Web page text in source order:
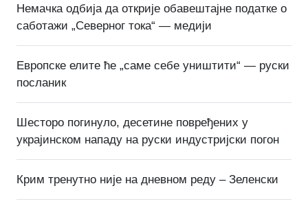
Немачка одбија да открије обавештајне податке о
саботажи „Северног тока“ — медији
Европске елите ће „саме себе уништити“ — руски
посланик
Шесторо погинуло, десетине повређених у
украјинском нападу на руски индустријски погон
Крим тренутно није на дневном реду – Зеленски